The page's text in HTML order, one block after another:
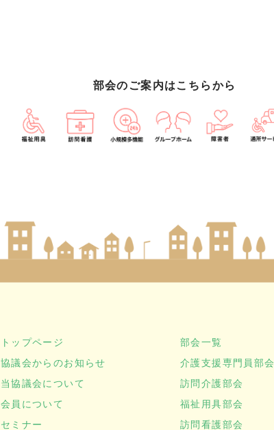
部会のご案内はこちらから
トップページ
協議会からのお知らせ
当協議会について
会員について
セミナー
部会一覧
介護支援専門員部会
訪問介護部会
福祉用具部会
訪問看護部会